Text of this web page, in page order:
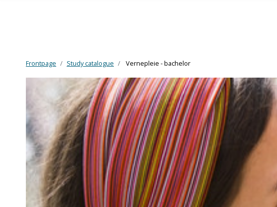
Skip to main content
Frontpage Study catalogue Vernepleie - bachelor